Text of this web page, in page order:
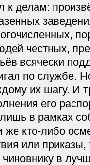
к делам:
честных,
всячески
по службе.
их шагу. И
его
в рамках
же кто-либо
или
чиновнику в